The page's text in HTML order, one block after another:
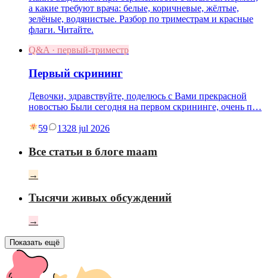
а какие требуют врача: белые, коричневые, жёлтые,
зелёные, водянистые. Разбор по триместрам и красные
флаги. Читайте.
Q&A · первый-триместр
Первый скрининг
Девочки, здравствуйте, поделюсь с Вами прекрасной
новостью Были сегодня на первом скрининге, очень п…
59 1328 jul 2026
Все статьи в блоге maam
→
Тысячи живых обсуждений
→
Показать ещё